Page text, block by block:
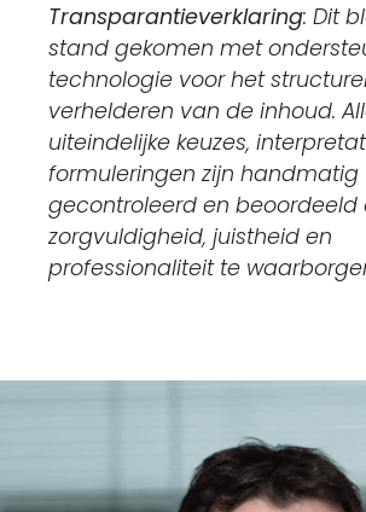
Transparantieverklaring: Dit
stand gekomen met
technologie voor het
verhelderen van de inhoud.
uiteindelijke keuzes,
formuleringen zijn handmatig
gecontroleerd en beoordeeld
zorgvuldigheid, juistheid en
professionaliteit te